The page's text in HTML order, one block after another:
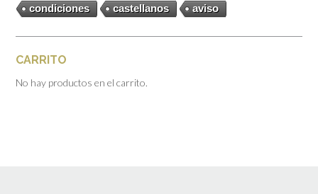
condiciones
castellanos aviso
CARRITO
No hay productos en el carrito.